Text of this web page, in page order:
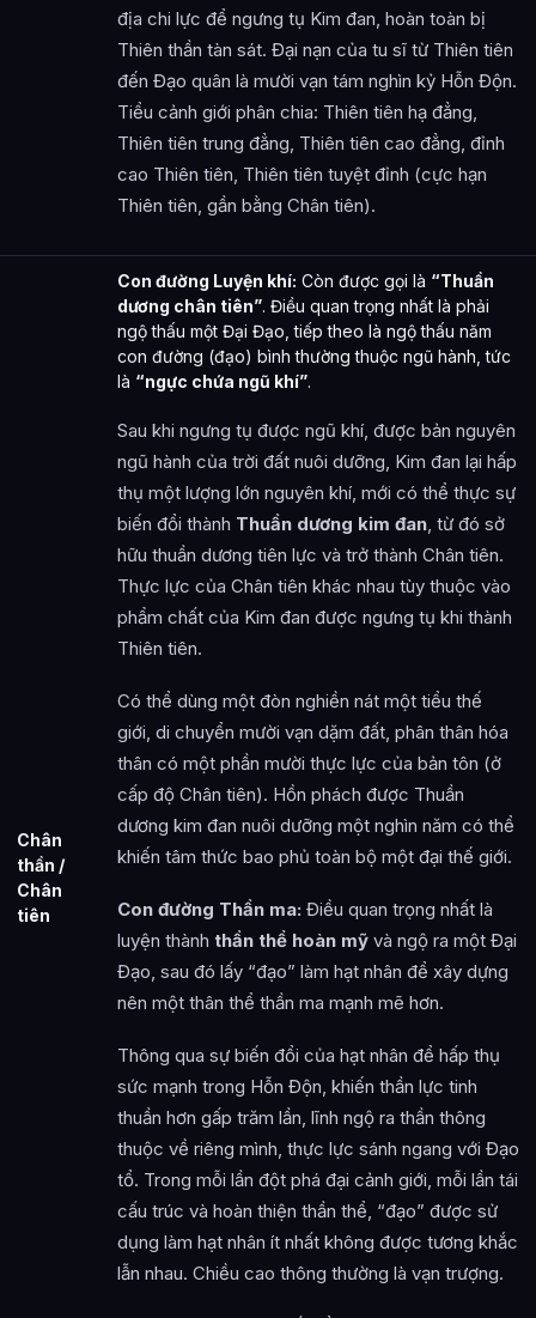
địa chi lực để ngưng tụ Kim đan, hoàn toàn bị
Thiên thần tàn sát. Đại nạn của tu sĩ từ Thiên tiên
đến Đạo quân là mười vạn tám nghìn kỷ Hỗn Độn.
Tiểu cảnh giới phân chia: Thiên tiên hạ đẳng,
Thiên tiên trung đẳng, Thiên tiên cao đẳng, đỉnh
cao Thiên tiên, Thiên tiên tuyệt đỉnh (cực hạn
Thiên tiên, gần bằng Chân tiên).
Chân
thần /
Chân
tiên
Con đường Luyện khí: Còn được gọi là “Thuần
dương chân tiên”. Điều quan trọng nhất là phải
ngộ thấu một Đại Đạo, tiếp theo là ngộ thấu năm
con đường (đạo) bình thường thuộc ngũ hành, tức
là “ngực chứa ngũ khí”.
Sau khi ngưng tụ được ngũ khí, được bản nguyên
ngũ hành của trời đất nuôi dưỡng, Kim đan lại hấp
thụ một lượng lớn nguyên khí, mới có thể thực sự
biến đổi thành Thuần dương kim đan, từ đó sở
hữu thuần dương tiên lực và trở thành Chân tiên.
Thực lực của Chân tiên khác nhau tùy thuộc vào
phẩm chất của Kim đan được ngưng tụ khi thành
Thiên tiên.
Có thể dùng một đòn nghiền nát một tiểu thế
giới, di chuyển mười vạn dặm đất, phân thân hóa
thân có một phần mười thực lực của bản tôn (ở
cấp độ Chân tiên). Hồn phách được Thuần
dương kim đan nuôi dưỡng một nghìn năm có thể
khiến tâm thức bao phủ toàn bộ một đại thế giới.
Con đường Thần ma: Điều quan trọng nhất là
luyện thành thần thể hoàn mỹ và ngộ ra một Đại
Đạo, sau đó lấy “đạo” làm hạt nhân để xây dựng
nên một thân thể thần ma mạnh mẽ hơn.
Thông qua sự biến đổi của hạt nhân để hấp thụ
sức mạnh trong Hỗn Độn, khiến thần lực tinh
thuần hơn gấp trăm lần, lĩnh ngộ ra thần thông
thuộc về riêng mình, thực lực sánh ngang với Đạo
tổ. Trong mỗi lần đột phá đại cảnh giới, mỗi lần tái
cấu trúc và hoàn thiện thần thể, “đạo” được sử
dụng làm hạt nhân ít nhất không được tương khắc
lẫn nhau. Chiều cao thông thường là vạn trượng.